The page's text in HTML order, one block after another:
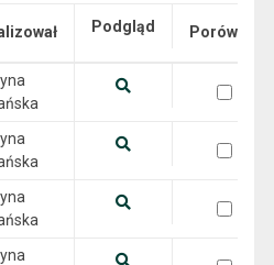
Podgląd Porównaj